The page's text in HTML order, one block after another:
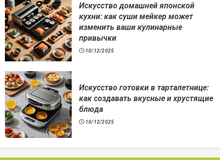
Искусство домашней японской
кухни: как суши мейкер может
изменить ваши кулинарные
привычки
10/12/2025
Искусство готовки в тарталетнице:
как создавать вкусные и хрустящие
блюда
10/12/2025